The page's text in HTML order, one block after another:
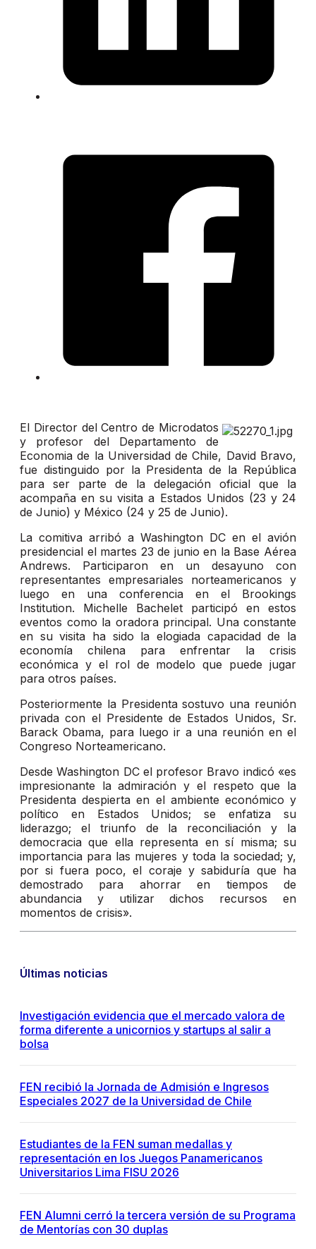
El Director del Centro de Microdatos
y profesor del Departamento de
Economia de la Universidad de Chile, David Bravo,
fue distinguido por la Presidenta de la República
para ser parte de la delegación oficial que la
acompaña en su visita a Estados Unidos (23 y 24
de Junio) y México (24 y 25 de Junio).
La comitiva arribó a Washington DC en el avión
presidencial el martes 23 de junio en la Base Aérea
Andrews. Participaron en un desayuno con
representantes empresariales norteamericanos y
luego en una conferencia en el Brookings
Institution. Michelle Bachelet participó en estos
eventos como la oradora principal. Una constante
en su visita ha sido la elogiada capacidad de la
economía chilena para enfrentar la crisis
económica y el rol de modelo que puede jugar
para otros países.
Posteriormente la Presidenta sostuvo una reunión
privada con el Presidente de Estados Unidos, Sr.
Barack Obama, para luego ir a una reunión en el
Congreso Norteamericano.
Desde Washington DC el profesor Bravo indicó «es
impresionante la admiración y el respeto que la
Presidenta despierta en el ambiente económico y
político en Estados Unidos; se enfatiza su
liderazgo; el triunfo de la reconciliación y la
democracia que ella representa en sí misma; su
importancia para las mujeres y toda la sociedad; y,
por si fuera poco, el coraje y sabiduría que ha
demostrado para ahorrar en tiempos de
abundancia y utilizar dichos recursos en
momentos de crisis».
Últimas noticias
Investigación evidencia que el mercado valora de
forma diferente a unicornios y startups al salir a
bolsa
FEN recibió la Jornada de Admisión e Ingresos
Especiales 2027 de la Universidad de Chile
Estudiantes de la FEN suman medallas y
representación en los Juegos Panamericanos
Universitarios Lima FISU 2026
FEN Alumni cerró la tercera versión de su Programa
de Mentorías con 30 duplas